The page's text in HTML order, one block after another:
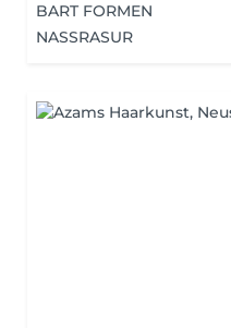
BART FORMEN
NASSRASUR